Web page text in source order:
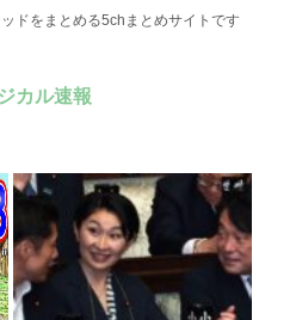
ドをまとめる5chまとめサイトです
カル速報